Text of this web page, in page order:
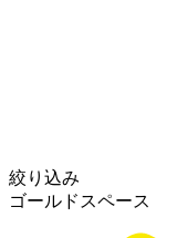
絞り込み
ゴールドスペース